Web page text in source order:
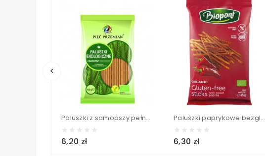
keyboard_arrow_left
Paluszki z samopszy pełnoziarniste BIO - PIĘĆ PRZEMIAN 45 g
6,20 zł
Paluszki paprykowe bezglutenowe BIO - Biopont 45 g
6,30 zł